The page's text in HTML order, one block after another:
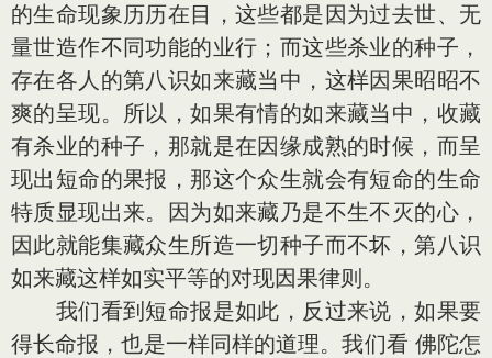
的生命现象历历在目，这些都是因为过去世、无
量世造作不同功能的业行；而这些杀业的种子，
存在各人的第八识如来藏当中，这样因果昭昭不
爽的呈现。所以，如果有情的如来藏当中，收藏
有杀业的种子，那就是在因缘成熟的时候，而呈
现出短命的果报，那这个众生就会有短命的生命
特质显现出来。因为如来藏乃是不生不灭的心，
因此就能集藏众生所造一切种子而不坏，第八识
如来藏这样如实平等的对现因果律则。
我们看到短命报是如此，反过来说，如果要
得长命报，也是一样同样的道理。我们看 佛陀怎